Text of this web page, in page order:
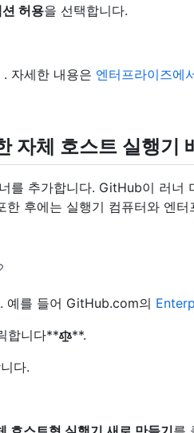
허용을 선택합니다.
자세한 내용은 엔터프라이즈에
자체 호스트 실행기
를 추가합니다. GitHub이 러너
한 후에는 실행기 컴퓨터와 엔
예를 들어 GitHub.com의
합니다**
**.
다.